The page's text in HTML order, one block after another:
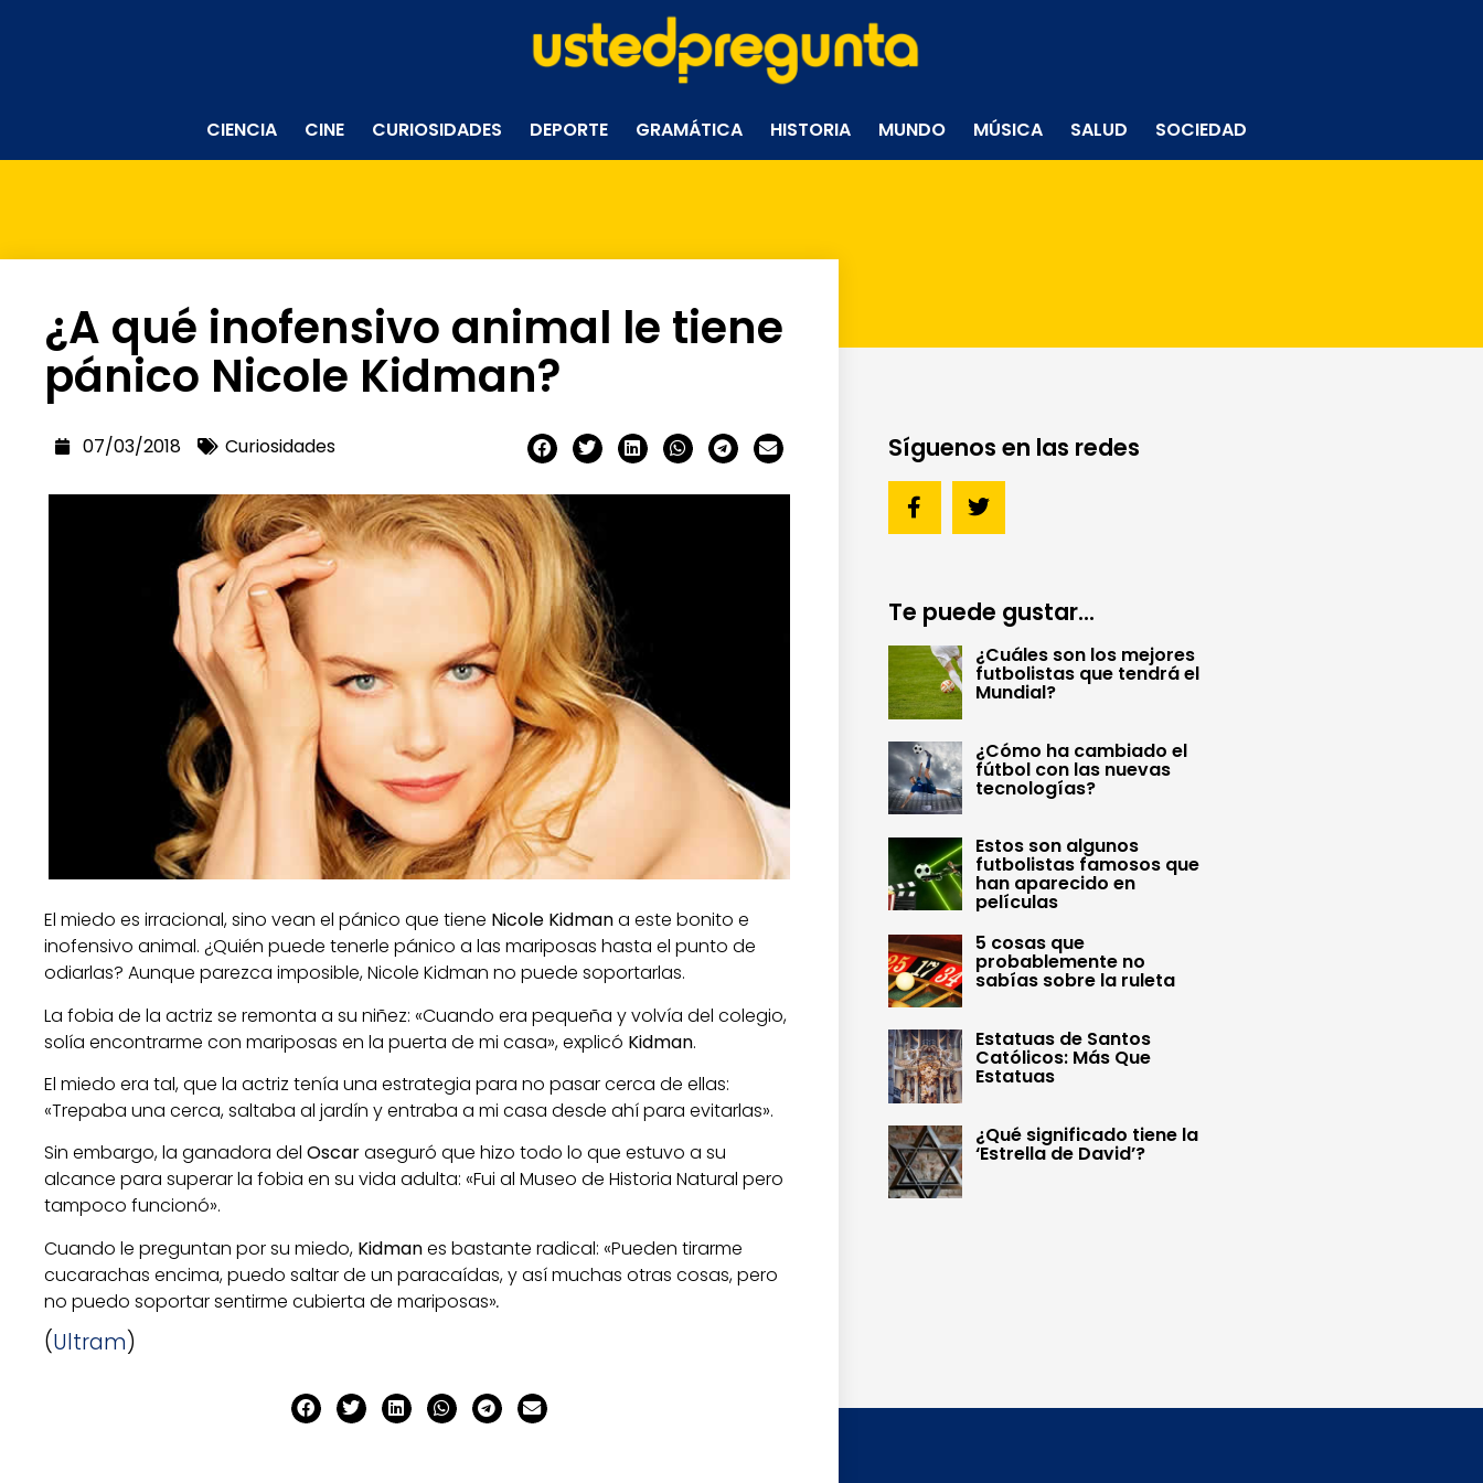
CIENCIA CINE CURIOSIDADES DEPORTE GRAMÁTICA HISTORIA MUNDO MÚSICA SALUD SOCIEDAD
¿A qué inofensivo animal le tiene
pánico Nicole Kidman?
07/03/2018 Curiosidades
El miedo es irracional, sino vean el pánico que tiene Nicole Kidmana este bonito e
inofensivo animal. ¿Quién puede tenerle pánico a las mariposas hasta el punto de
odiarlas? Aunque parezca imposible, Nicole Kidman no puede soportarlas.
La fobia de la actriz se remonta a su niñez: «Cuando era pequeña y volvía del colegio,
solía encontrarme con mariposas en la puerta de mi casa», explicó Kidman.
El miedo era tal, que la actriz tenía una estrategia para no pasar cerca de ellas:
«Trepaba una cerca, saltaba al jardín y entraba a mi casa desde ahí para evitarlas».
Sin embargo, la ganadora del Oscaraseguró que hizo todo lo que estuvo a su
alcance para superar la fobia en su vida adulta: «Fui al Museo de Historia Natural pero
tampoco funcionó».
Cuando le preguntan por su miedo, Kidmanes bastante radical: «Pueden tirarme
cucarachas encima, puedo saltar de un paracaídas, y así muchas otras cosas, pero
no puedo soportar sentirme cubierta de mariposas».
(Ultram)
Síguenos en las redes
Te puede gustar...
¿Cuáles son los mejores
futbolistas que tendrá el
Mundial?
¿Cómo ha cambiado el
fútbol con las nuevas
tecnologías?
Estos son algunos
futbolistas famosos que
han aparecido en
películas
5 cosas que
probablemente no
sabías sobre la ruleta
Estatuas de Santos
Católicos: Más Que
Estatuas
¿Qué significado tiene la
‘Estrella de David’?